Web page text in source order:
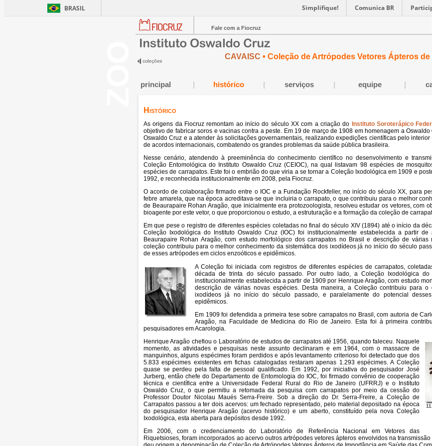
BRASIL Simplifique! Comunica BR
Fale com a Fiocruz
CAVAISC • Coleção de Artrópodes Vetores Ápteros
principal histórico serviços equipe
Histórico
As origens da Fiocruz remontam ao início do século XX com a criação do Instituto Soroterápico
objetivo de fabricar soros e vacinas contra a peste. Em 19 de março de 1908 em homenagem a
Oswaldo Cruz e a atender às solicitações governamentais, realizando expedições científicas pelo
de acordos internacionais, combatendo os grandes problemas da saúde pública brasileira.
Nesse cenário, atendendo à preeminência do conhecimento científico no desenvolvimento e
Coleção Entomológica do Instituto Oswaldo Cruz (CEIOC), na qual listavam 98 espécies de
espécies de carrapatos. Este foi o embrião do que viria a se tornar a Coleção Ixodológica em 1909 e
1992, e reconhecida institucionalmente em 2008, pela Fiocruz.
O acordo de colaboração firmado entre o IOC e a Fundação Rockfeller, no início do século XX, para
febre amarela, que na época acreditava-se que incluiria o carrapato, o que contribuiu para o melhor
de Beaurapaire Rohan Aragão, que inicialmente era protozoologista, resolveu estudar os vetores, com
bioagente por este vetor, o que proporcionou o estudo, a estruturação e a formação da coleção de
Em que pese o registro de diferentes espécies coletadas no final do século XIV (1894) até o início da
Coleção Ixodológica do Instituto Oswaldo Cruz (IOC) foi institucionalmente estabelecida a partir
Beaurapaire Rohan Aragão, com estudo morfológico dos carrapatos no Brasil e descrição de
coleção contribuiu para o melhor conhecimento da sistemática dos ixodídeos já no início do século
de esses artrópodes em ciclos enzoóticos e epidêmicos.
A Coleção foi iniciada com registros de diferentes espécies de carrapatos,
década de trinta do século passado. Por outro lado, a Coleção Ixodológica do
institucionalmente estabelecida a partir de 1909 por Henrique Aragão, com estudo
descrição de várias novas espécies. Desta maneira, a Coleção contribuiu para o
ixodídeos já no início do século passado, e paralelamente do potencial
epidêmicos.
Em 1909 foi defendida a primeira tese sobre carrapatos no Brasil, com autoria de
Aragão, na Faculdade de Medicina do Rio de Janeiro. Esta foi à primeira
pesquisadores em Acarologia.
11.
Henrique Aragão chefiou o Laboratório de estudos de carrapatos até 1956, quando faleceu. Naquele
momento, as atividades e pesquisas neste assunto declinaram e em 1964, com o massacre de
manguinhos, alguns espécimes foram perdidos e após levantamento criterioso foi detectado que dos
5.833 espécimes existentes em fichas catalogadas restaram apenas 1.293 espécimes. A Coleção
quase se perdeu pela falta de pessoal qualificado. Em 1992, por iniciativa do pesquisador José
Jurberg, então chefe do Departamento de Entomologia do IOC, foi firmado convênio de cooperação
técnica e científica entre a Universidade Federal Rural do Rio de Janeiro (UFRRJ) e o Instituto
Oswaldo Cruz, o que permitiu a retomada da pesquisa com carrapatos por meio da cessão do
Professor Doutor Nicolau Maués Serra-Freire. Sob a direção do Dr. Serra-Freire, a Coleção de
Carrapatos passou a ter dois acervos: um fechado representado, pelo material depositado na época
do pesquisador Henrique Aragão (acervo histórico) e um aberto, constituído pela nova Coleção
Ixodológica, esta aberta para depósitos desde 1992.
Em 2006, com o credenciamento do Laboratório de Referência Nacional em Vetores das
Riquetsioses, foram incorporados ao acervo outros artrópodes vetores ápteros envolvidos na